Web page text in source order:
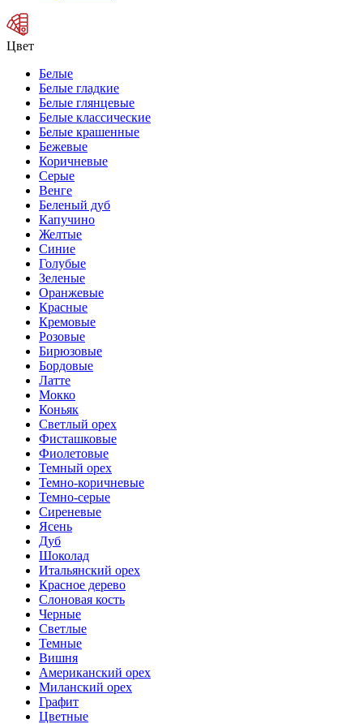
Цвет
Белые
Белые гладкие
Белые глянцевые
Белые классические
Белые крашенные
Бежевые
Коричневые
Серые
Венге
Беленый дуб
Капучино
Желтые
Синие
Голубые
Зеленые
Оранжевые
Красные
Кремовые
Розовые
Бирюзовые
Бордовые
Латте
Мокко
Коньяк
Светлый орех
Фисташковые
Фиолетовые
Темный орех
Темно-коричневые
Темно-серые
Сиреневые
Ясень
Дуб
Шоколад
Итальянский орех
Красное дерево
Слоновая кость
Черные
Светлые
Темные
Вишня
Американский орех
Миланский орех
Графит
Цветные